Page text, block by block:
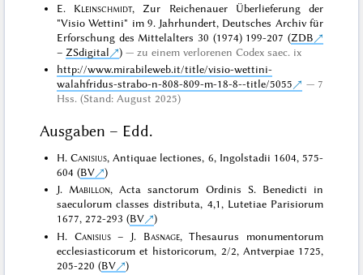
E. Kleinschmidt, Zur Reichenauer Überlieferung der
"Visio Wettini" im 9. Jahrhundert, Deutsches Archiv für
Erforschung des Mittelalters 30 (1974) 199-207 (ZDB
– ZSdigital )
zu einem verlorenen Codex saec. ix
http://www.mirabileweb.it/title/visio-wettini-
walahfridus-strabo-n-808-809-m-18-8--title/5055
7
Hss. (Stand: August 2025)
Ausgaben – Edd.
H.Canisius, Antiquae lectiones, 6, Ingolstadii 1604, 575-
604 (BV
)
J. Mabillon, Acta sanctorum Ordinis S. Benedicti in
saeculorum classes distributa, 4,1, Lutetiae Parisiorum
1677, 272-293 (BV
)
H. Canisius– J. Basnage, Thesaurus monumentorum
ecclesiasticorum et historicorum, 2/2, Antverpiae 1725,
205-220 (BV
)